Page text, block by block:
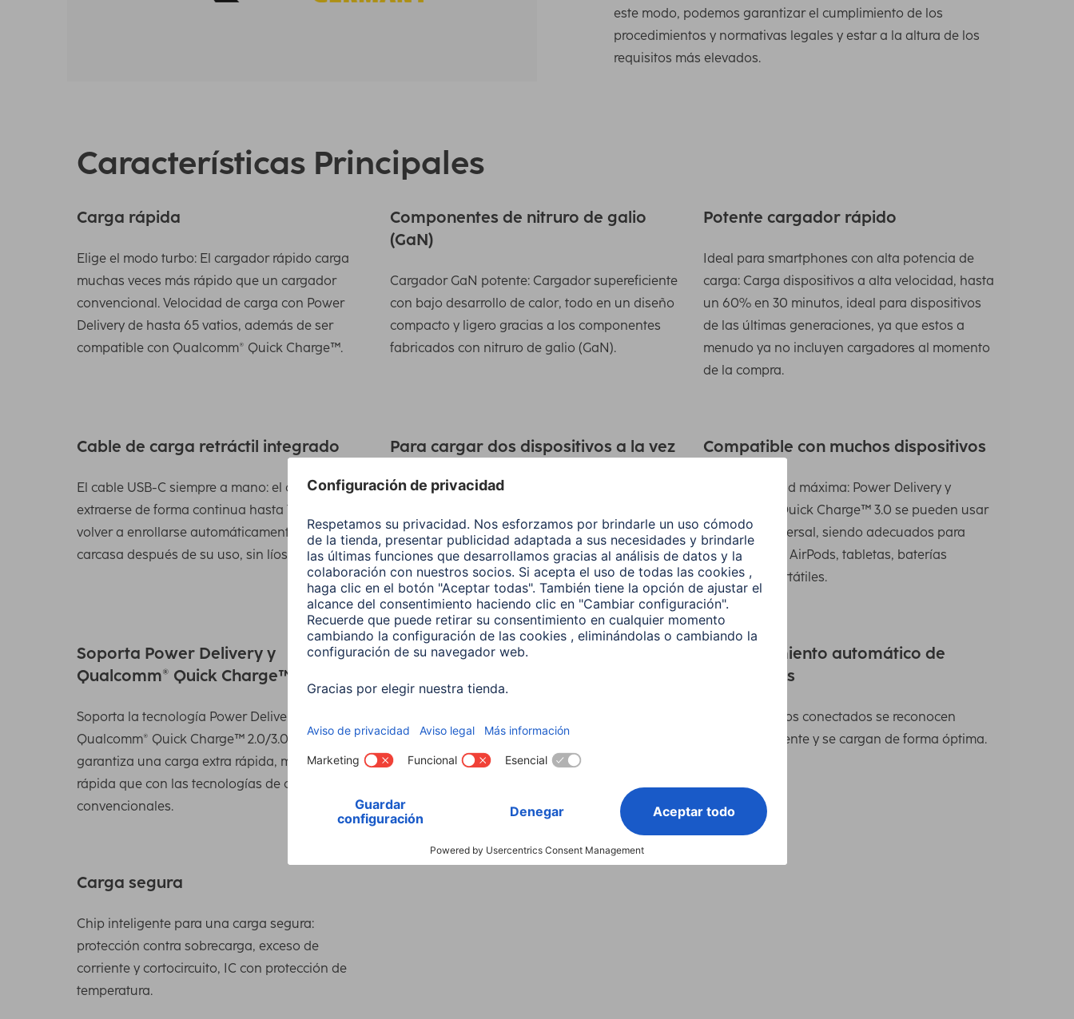
este modo, podemos garantizar el cumplimiento de los
procedimientos y normativas legales y estar a la altura de los
requisitos más elevados.
Características Principales
Carga rápida
Elige el modo turbo: El cargador rápido carga
muchas veces más rápido que un cargador
convencional. Velocidad de carga con Power
Delivery de hasta 65 vatios, además de ser
compatible con Qualcomm® Quick Charge™.
Componentes de nitruro de galio
(GaN)
Cargador GaN potente: Cargador supereficiente
con bajo desarrollo de calor, todo en un diseño
compacto y ligero gracias a los componentes
fabricados con nitruro de galio (GaN).
Potente cargador rápido
Ideal para smartphones con alta potencia de
carga: Carga dispositivos a alta velocidad, hasta
un 60% en 30 minutos, ideal para dispositivos
de las últimas generaciones, ya que estos a
menudo ya no incluyen cargadores al momento
de la compra.
Cable de carga retráctil integrado
El cable USB-C siempre a mano: el cable puede
extraerse de forma continua hasta 70 cm y
volver a enrollarse automáticamente en la
carcasa después de su uso, sin líos de cables
Para cargar dos dispositivos a la vez
Energía para dos: cargador USB de alta calidad
USB-C adicional para cargar hasta dos
dispositivos simultáneamente, por ejemplo, un
smartphone y una tableta
Compatible con muchos dispositivos
Compatibilidad máxima: Power Delivery y
Qualcomm® Quick Charge™ 3.0 se pueden usar
de forma universal, siendo adecuados para
smartphones, AirPods, tabletas, baterías
externas y portátiles.
Soporta Power Delivery y
Qualcomm® Quick Charge™ 2.0/3.0
Soporta la tecnología Power Delivery y
Qualcomm® Quick Charge™ 2.0/3.0, que
garantiza una carga extra rápida, mucho más
rápida que con las tecnologías de carga
convencionales.
Protege la batería durante el proceso
batería, lo que extiende su vida útil.
Reconocimiento automático de
dispositivos
Los dispositivos conectados se reconocen
automáticamente y se cargan de forma óptima.
Carga segura
Chip inteligente para una carga segura:
protección contra sobrecarga, exceso de
corriente y cortocircuito, IC con protección de
temperatura.